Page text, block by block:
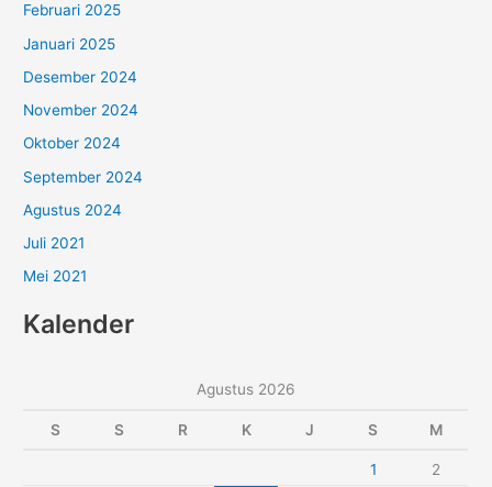
Februari 2025
Januari 2025
Desember 2024
November 2024
Oktober 2024
September 2024
Agustus 2024
Juli 2021
Mei 2021
Kalender
Agustus 2026
S S R K J S M
1 2